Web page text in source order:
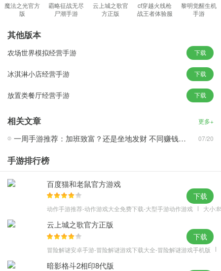
商战创世纪手游私服特色
【高品质画风】
细致的场景作图，靓丽的人物描绘，临场感满满。
【开放的事件】
【员工培养计划】
指教。
更新内容
－ 优化了玩家游戏体验
－ 修复了已知bug
魔法之光官方
版
霸略征战无尽
尸潮手游
云上城之歌官
方正版
cf穿越火线枪
战王者体验服
黎明觉醒生机
手游
其他版本
农场世界模拟经营手游 下载
冰淇淋小店经营手游 下载
放置类餐厅经营手游 下载
相关文章 更多+
一周手游推荐：加班致富？还是坐地发财 不同赚钱套路的经营手游 07/20
手游排行榜
百度猫和老鼠官方游戏
动作手游推荐-动作游戏大全免费下载-大型手游动作游戏 大小
下载
云上城之歌官方正版
冒险解谜安卓手游-冒险解谜游戏下载大全-冒险解谜游戏手机版
下载
暗影格斗2相印8代版